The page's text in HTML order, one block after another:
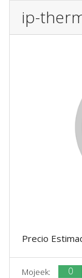
ip-
Precio
Mojeek: 0